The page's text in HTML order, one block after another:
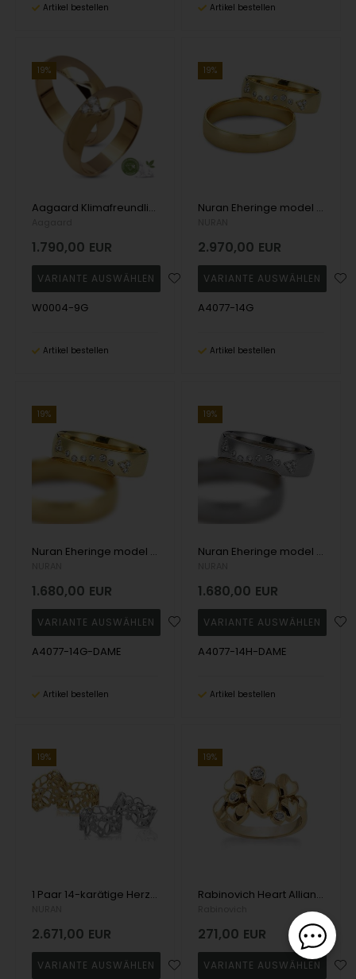
Artikel bestellen Artikel bestellen
19%
Aagaard Klimafreundliche Diamanten 8 Karat Gelbgold Trauringe mit 3 x 0,03 Karat Diamanten, insgesamt 0,09 Karat
1.790,00 EUR
W0004-9G
Artikel bestellen
19%
Nuran Eheringe model A4077-14G
2.970,00 EUR
A4077-14G
Artikel bestellen
19%
Nuran Eheringe model A4077-14G-DAME
1.680,00 EUR
A4077-14G-DAME
Artikel bestellen
19%
Nuran Eheringe model A4077-14H-DAME
1.680,00 EUR
A4077-14H-DAME
Artikel bestellen
19%
1 Paar 14-karätige Herz-Trauringe mit je 5 x 0,02 ct Diamanten
2.671,00 EUR
19%
Rabinovich Heart Alliance versilberter Fingerring glänzend, Modell 63020370
271,00 EUR